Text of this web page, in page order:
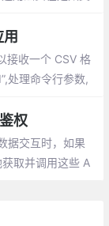
接收一个 CSV 格
处理命令行参数,
权
据交互时，如果
取并调用这些 A